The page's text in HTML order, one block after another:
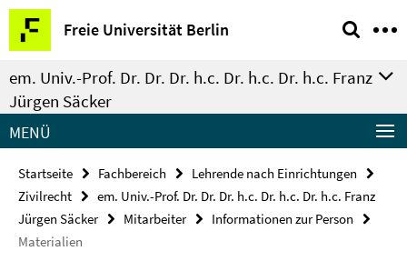
Springe
direkt
zu
Inhalt
Freie Universität Berlin
Service-
Navigation
em. Univ.-Prof. Dr. Dr. Dr. h.c. Dr. h.c. Dr. h.c. Franz
Jürgen Säcker
MENÜ
Startseite Fachbereich
Lehrende nach Einrichtungen
Zivilrecht
em. Univ.-Prof. Dr. Dr. Dr. h.c. Dr. h.c. Dr. h.c. Franz
Jürgen Säcker
Mitarbeiter
Informationen zur Person
Materialien